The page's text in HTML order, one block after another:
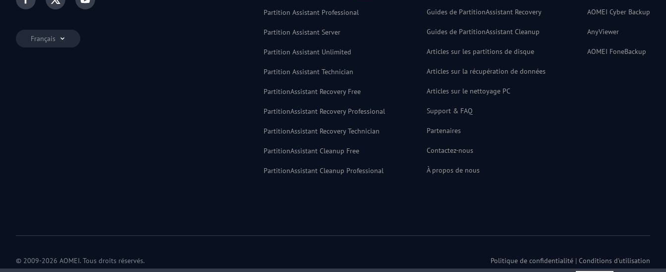
Français
Partition Assistant Professional
Partition Assistant Server
Partition Assistant Unlimited
Partition Assistant Technician
PartitionAssistant Recovery Free
PartitionAssistant Recovery Professional
PartitionAssistant Recovery Technician
PartitionAssistant Cleanup Free
PartitionAssistant Cleanup Professional
Guides de PartitionAssistant Recovery
Guides de PartitionAssistant Cleanup
Articles sur les partitions de disque
Articles sur la récupération de données
Articles sur le nettoyage PC
Support & FAQ
Partenaires
Contactez-nous
À propos de nous
AOMEI Cyber Backup
AnyViewer
AOMEI FoneBackup
© 2009-2026 AOMEI. Tous droits réservés. Politique de confidentialité | Conditions d'utilisation